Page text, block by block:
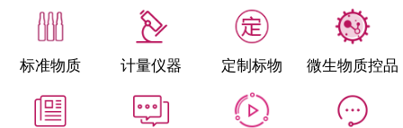
标准物质 计量仪器 定制标物 微生物质控品
微生物检测/质控品
定制标物